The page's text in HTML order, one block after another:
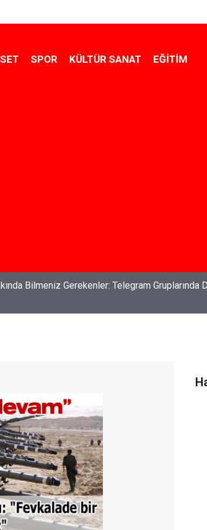
SPOR KÜLTÜR SANAT EĞITIM
Bilmek ve Koruma Altına Almak